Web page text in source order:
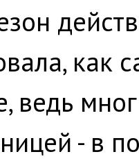
как
ведь
- в